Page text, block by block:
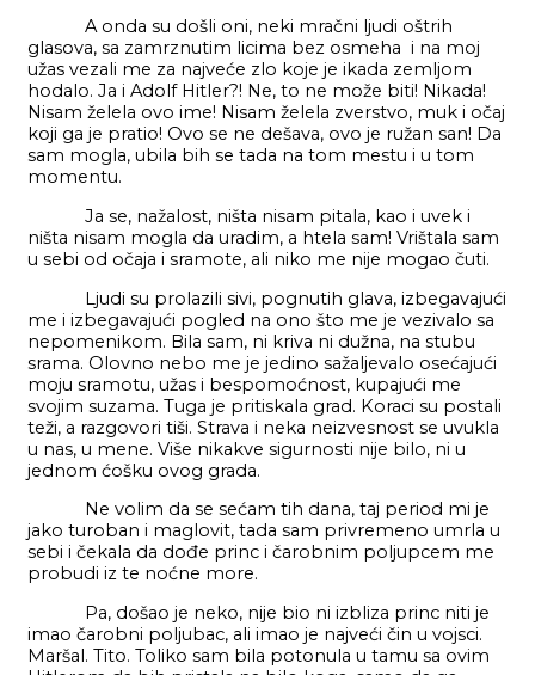
A onda su došli oni, neki mračni ljudi oštrih
glasova, sa zamrznutim licima bez osmeha i na moj
užas vezali me za najveće zlo koje je ikada zemljom
hodalo. Ja i Adolf Hitler?! Ne, to ne može biti! Nikada!
Nisam želela ovo ime! Nisam želela zverstvo, muk i očaj
koji ga je pratio! Ovo se ne dešava, ovo je ružan san! Da
sam mogla, ubila bih se tada na tom mestu i u tom
momentu.
Ja se, nažalost, ništa nisam pitala, kao i uvek i
ništa nisam mogla da uradim, a htela sam! Vrištala sam
u sebi od očaja i sramote, ali niko me nije mogao čuti.
Ljudi su prolazili sivi, pognutih glava, izbegavajući
me i izbegavajući pogled na ono što me je vezivalo sa
nepomenikom. Bila sam, ni kriva ni dužna, na stubu
srama. Olovno nebo me je jedino sažaljevalo osećajući
moju sramotu, užas i bespomoćnost, kupajući me
svojim suzama. Tuga je pritiskala grad. Koraci su postali
teži, a razgovori tiši. Strava i neka neizvesnost se uvukla
u nas, u mene. Više nikakve sigurnosti nije bilo, ni u
jednom ćošku ovog grada.
Ne volim da se sećam tih dana, taj period mi je
jako turoban i maglovit, tada sam privremeno umrla u
sebi i čekala da dođe princ i čarobnim poljupcem me
probudi iz te noćne more.
Pa, došao je neko, nije bio ni izbliza princ niti je
imao čarobni poljubac, ali imao je najveći čin u vojsci.
Maršal. Tito. Toliko sam bila potonula u tamu sa ovim